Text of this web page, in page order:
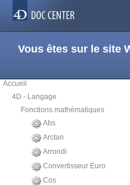
Vous êtes sur le site
Accueil
4D - Langage
Fonctions mathématiques
Abs
Arctan
Arrondi
Convertisseur Euro
Cos